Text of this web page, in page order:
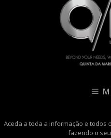
Aceda a toda a informação e todos
fazendo o